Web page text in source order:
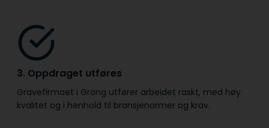
3. Oppdraget utføres
Gravefirmaet i Grong utfører arbeidet raskt, med høy
kvalitet og i henhold til bransje­normer og krav.